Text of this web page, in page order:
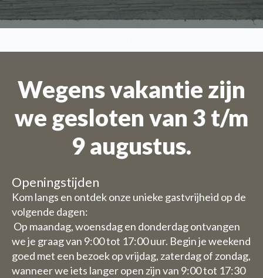
Wegens vakantie zijn
we gesloten van 3 t/m
9 augustus.
Openingstijden
Kom langs en ontdek onze unieke gastvrijheid op de
volgende dagen:
Op maandag, woensdag en donderdag ontvangen
we je graag van 9:00 tot 17:00 uur. Begin je weekend
goed met een bezoek op vrijdag, zaterdag of zondag,
wanneer we iets langer open zijn van 9:00 tot 17:30
Wij zijn op vakantie
Bestellingen zijn niet mogelijk
voor de periode 27 juli t/m 11
augustus.
Vanwege de vakantieperiode
hebben wij enkele aangepaste
openingstijden/ sluitingsdagen.